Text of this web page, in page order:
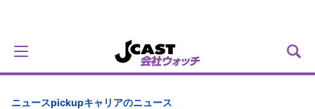
ニュースpickupキャリアのニュース